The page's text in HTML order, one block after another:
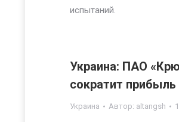
испытаний.
Украина: ПАО
сократит прибыль
Украина Автор: altangsh